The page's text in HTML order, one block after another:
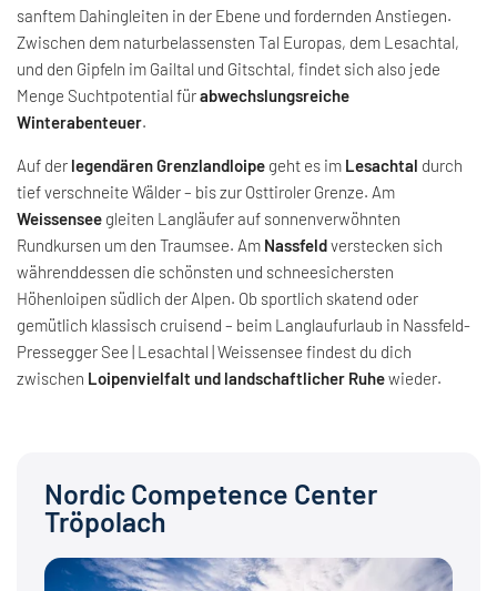
sanftem Dahingleiten in der Ebene und fordernden Anstiegen.
Zwischen dem naturbelassensten Tal Europas, dem Lesachtal,
und den Gipfeln im Gailtal und Gitschtal, findet sich also jede
Menge Suchtpotential fürabwechslungsreiche
Winterabenteuer.
Auf der legendären Grenzlandloipe geht es im Lesachtal durch
tief verschneite Wälder – bis zur Osttiroler Grenze. Am
Weissensee gleiten Langläufer auf sonnenverwöhnten
Rundkursen um den Traumsee. Am Nassfeldverstecken sich
währenddessen die schönsten und schneesichersten
Höhenloipen südlich der Alpen. Ob sportlich skatend oder
gemütlich klassisch cruisend – beim Langlaufurlaub in Nassfeld-
Pressegger See | Lesachtal | Weissensee findest du dich
zwischen Loipenvielfalt und landschaftlicher Ruhewieder.
Nordic Competence Center
Tröpolach